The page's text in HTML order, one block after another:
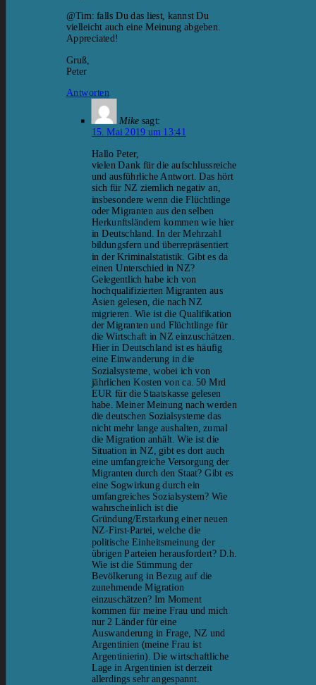
@Tim: falls Du das liest, kannst Du
vielleicht auch eine Meinung abgeben.
Appreciated!
Gruß,
Peter
Antworten
Mike sagt:
15. Mai 2019 um 13:41
Hallo Peter,
vielen Dank für die aufschlussreiche
und ausführliche Antwort. Das hört
sich für NZ ziemlich negativ an,
insbesondere wenn die Flüchtlinge
oder Migranten aus den selben
Herkunftsländern kommen wie hier
in Deutschland. In der Mehrzahl
bildungsfern und überrepräsentiert
in der Kriminalstatistik. Gibt es da
einen Unterschied in NZ?
Gelegentlich habe ich von
hochqualifizierten Migranten aus
Asien gelesen, die nach NZ
migrieren. Wie ist die Qualifikation
der Migranten und Flüchtlinge für
die Wirtschaft in NZ einzuschätzen.
Hier in Deutschland ist es häufig
eine Einwanderung in die
Sozialsysteme, wobei ich von
jährlichen Kosten von ca. 50 Mrd
EUR für die Staatskasse gelesen
habe. Meiner Meinung nach werden
die deutschen Sozialsysteme das
nicht mehr lange aushalten, zumal
die Migration anhält. Wie ist die
Situation in NZ, gibt es dort auch
eine umfangreiche Versorgung der
Migranten durch den Staat? Gibt es
eine Sogwirkung durch ein
umfangreiches Sozialsystem? Wie
wahrscheinlich ist die
Gründung/Erstarkung einer neuen
NZ-First-Partei, welche die
politische Einheitsmeinung der
übrigen Parteien herausfordert? D.h.
Wie ist die Stimmung der
Bevölkerung in Bezug auf die
zunehmende Migration
einzuschätzen? Im Moment
kommen für meine Frau und mich
nur 2 Länder für eine
Auswanderung in Frage, NZ und
Argentinien (meine Frau ist
Argentinierin). Die wirtschaftliche
Lage in Argentinien ist derzeit
allerdings sehr angespannt.